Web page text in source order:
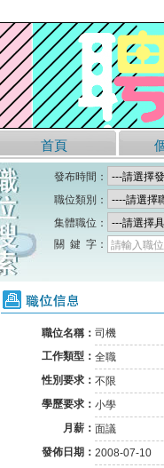
首頁
發布時間：
職位類別：
集體職位：
關 鍵 字：
請輸入職
職位信息
職位名稱： 司機
工作類型： 全職
性別要求： 不限
學歷要求： 小學
月薪： 面議
發佈日期： 2008-07-10